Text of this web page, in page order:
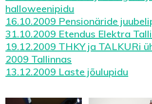
halloweenipidu
16.10.2009 Pensionäride
31.10.2009 Etendus Elektra
19.12.2009 THKY ja TALKURi
2009 Tallinnas
13.12.2009 Laste jõulupidu